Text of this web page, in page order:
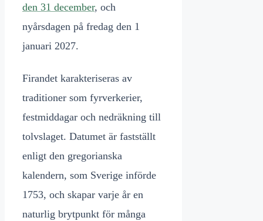
den 31 december, och
nyårsdagen på fredag den 1
januari 2027.
Firandet karakteriseras av
traditioner som fyrverkerier,
festmiddagar och nedräkning till
tolvslaget. Datumet är fastställt
enligt den gregorianska
kalendern, som Sverige införde
1753, och skapar varje år en
naturlig brytpunkt för många